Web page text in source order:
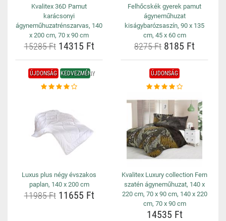
Kvalitex 36D Pamut
karácsonyi
ágyneműhuzatrénszarvas, 140
x 200 cm, 70 x 90 cm
15285 Ft14315 Ft
Felhőcskék gyerek pamut
ágyneműhuzat
kiságybarózsaszín, 90 x 135
cm, 45 x 60 cm
8275 Ft 8185 Ft
ÚJDONSÁG KEDVEZMÉNY
Luxus plus négy évszakos
paplan, 140 x 200 cm
11985 Ft11655 Ft
ÚJDONSÁG
Kvalitex Luxury collection Fern
szatén ágyneműhuzat, 140 x
220 cm, 70 x 90 cm, 140 x 220
cm, 70 x 90 cm
14535 Ft